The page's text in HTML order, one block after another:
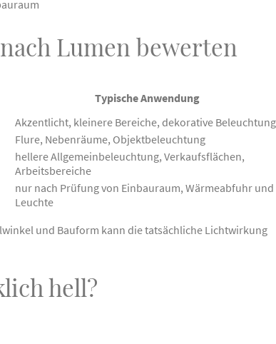
Lumen bewerten
Typische Anwendung
Akzentlicht, kleinere Bereiche, dekorative Beleuchtung
Flure, Nebenräume, Objektbeleuchtung
hellere Allgemeinbeleuchtung, Verkaufsflächen,
Arbeitsbereiche
nur nach Prüfung von Einbauraum, Wärmeabfuhr und
Leuchte
und Bauform kann die tatsächliche Lichtwirkung
hell?